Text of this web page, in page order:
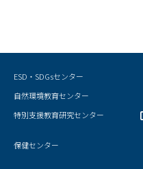
ESD・SDGsセンター
自然環境教育センター
特別支援教育研究センター
保健センター